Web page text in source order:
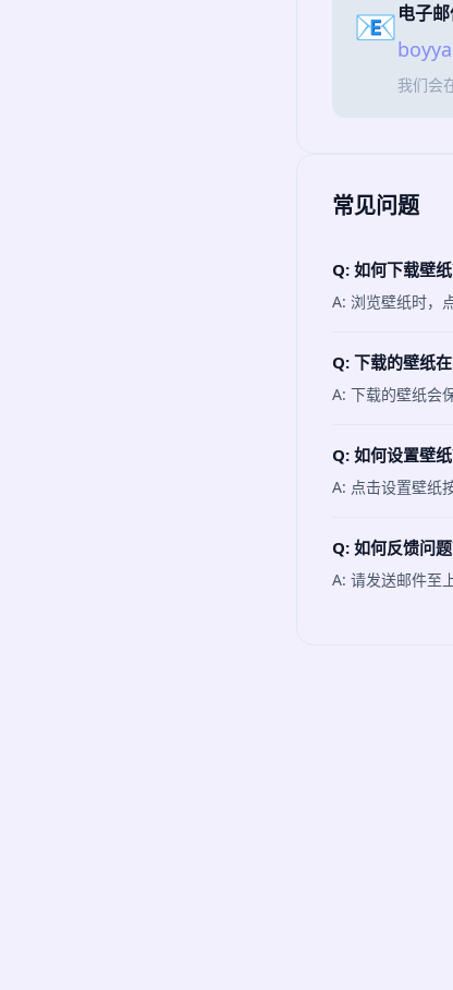
📧电子
我们会
常见问题
Q: 如何下载壁纸
A: 浏览壁纸时，
Q: 下载的壁纸在
A: 下载的壁纸会
Q: 如何设置壁纸
A: 点击设置壁纸
Q: 如何反馈问题
A: 请发送邮件至